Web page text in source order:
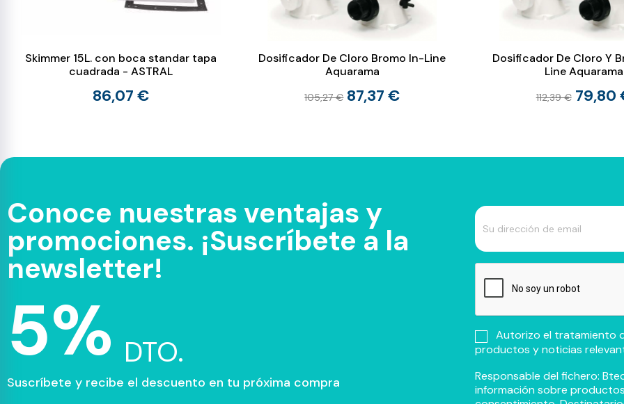
Skimmer 15L. con boca standar tapa
cuadrada - ASTRAL
86,07 €
Dosificador De Cloro Bromo In-Line
Aquarama
105,27 € 87,37 €
Dosificador De Cloro Y
Line Aquarama
112,39 € 79,80
Conoce nuestras ventajas y
promociones. ¡Suscríbete a la
newsletter!
5% DTO.
Suscríbete y recibe el descuento en tu próxima compra
Autorizo el tratamiento
productos y noticias
Responsable del fichero:
información sobre